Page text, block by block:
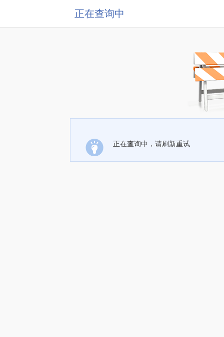
正在查询中
正在查询中，请刷新重试